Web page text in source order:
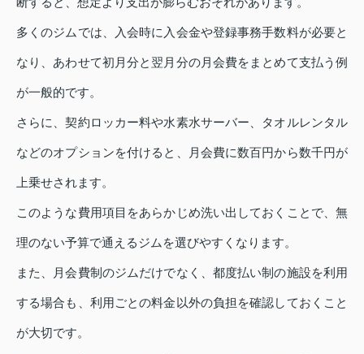
多くのジムでは、入会時に入会金や登録事務手数料が必要と
なり、あわせて初月分と翌月分の月会費をまとめて支払う例
が一般的です。
さらに、契約ロッカー料や水素水サーバー、タオルレンタル
などのオプションを付けると、月会費に数百円から数千円が
上乗せされます。
このような費用項目をあらかじめ洗い出しておくことで、無
理のない予算で通えるジムを選びやすくなります。
また、月会費制のジムだけでなく、都度払い制の施設を利用
する場合も、利用ごとの料金以外の負担を確認しておくこと
が大切です。